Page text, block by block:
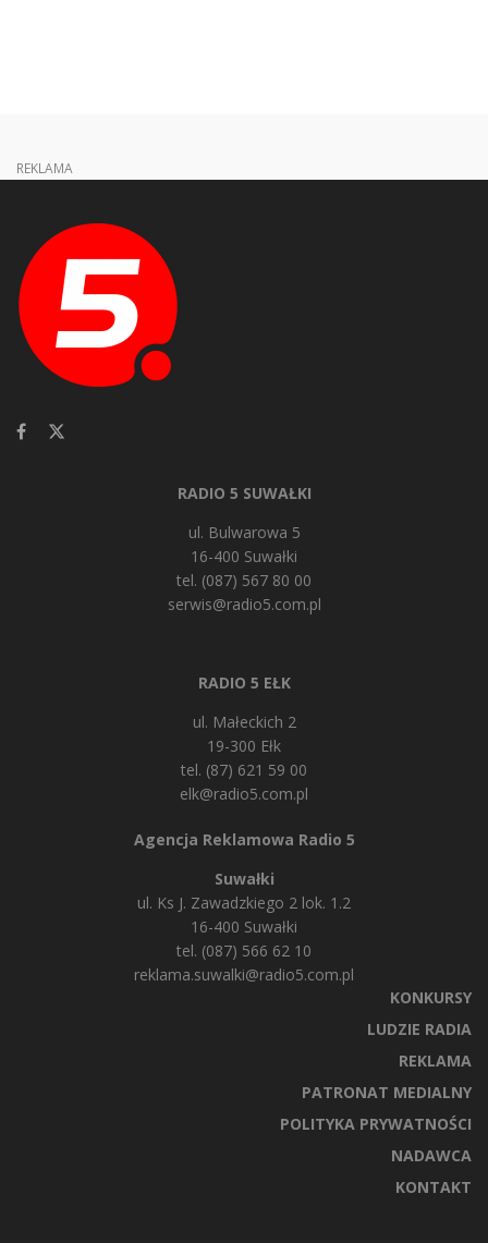
REKLAMA
RADIO 5 SUWAŁKI
ul. Bulwarowa 5
16-400 Suwałki
tel. (087) 567 80 00
serwis@radio5.com.pl
RADIO 5 EŁK
ul. Małeckich 2
19-300 Ełk
tel. (87) 621 59 00
elk@radio5.com.pl
Agencja Reklamowa Radio 5
Suwałki
ul. Ks J. Zawadzkiego 2 lok. 1.2
16-400 Suwałki
tel. (087) 566 62 10
reklama.suwalki@radio5.com.pl
KONKURSY
LUDZIE RADIA
REKLAMA
PATRONAT MEDIALNY
POLITYKA PRYWATNOŚCI
NADAWCA
KONTAKT